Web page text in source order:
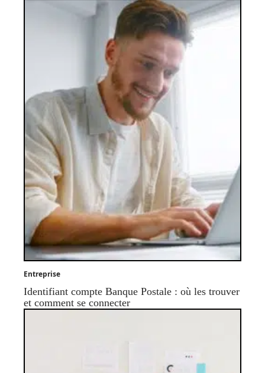
Entreprise
Identifiant compte Banque Postale : où les trouver
et comment se connecter